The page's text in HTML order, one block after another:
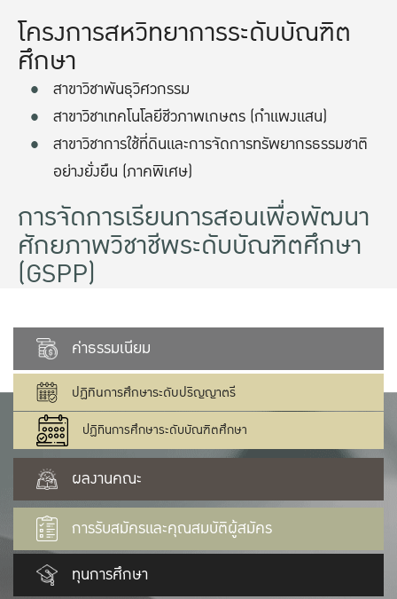
โครงการสหวิทยาการระดับบัณฑิต
ศึกษา
สาขาวิชาพันธุวิศวกรรม
สาขาวิชาเทคโนโลยีชีวภาพเกษตร (กำแพงแสน)
สาขาวิชาการใช้ที่ดินและการจัดการทรัพยากรธรรมชาติ
อย่างยั่งยืน (ภาคพิเศษ)
การจัดการเรียนการสอนเพื่อพัฒนา
ศักยภาพวิชาชีพระดับบัณฑิตศึกษา
(GSPP)
ค่าธรรมเนียม
ปฏิทินการศึกษาระดับปริญญาตรี
ปฏิทินการศึกษาระดับบัณฑิตศึกษา
ผลงานคณะ
การรับสมัครและคุณสมบัติผู้สมัคร
ทุนการศึกษา